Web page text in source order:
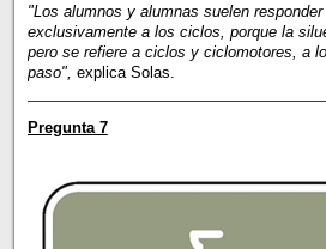
"Los alumnos y alumnas suelen
exclusivamente a los ciclos, porque la
pero se refiere a ciclos y ciclomotores, a
paso", explica Solas.
Pregunta 7